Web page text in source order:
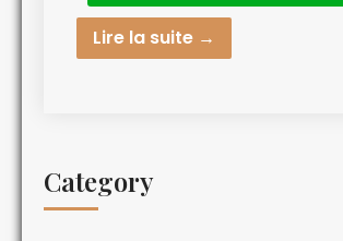
Lire la suite →
Category